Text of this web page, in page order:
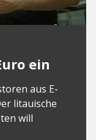
ein
aus E-
litauische
will